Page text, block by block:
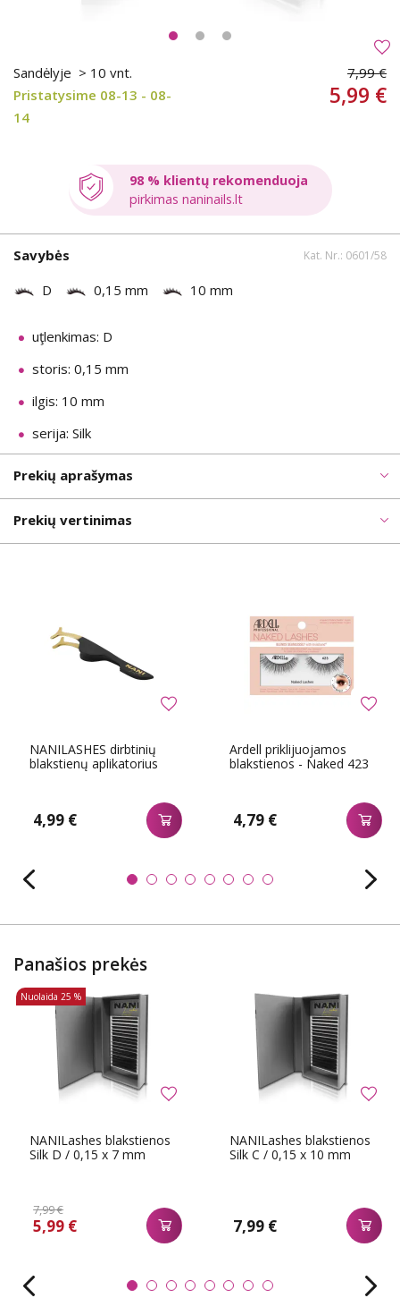
Sandėlyje > 10 vnt.
Pristatysime 08-13 - 08-
14
7,99 €
5,99 €
98 % klientų rekomenduoja
pirkimas naninails.lt
Savybės Kat. Nr.: 0601/58
D 0,15 mm 10 mm
uţlenkimas: D
storis: 0,15 mm
ilgis: 10 mm
serija: Silk
Prekių aprašymas
Prekių vertinimas
NANILASHES dirbtinių
blakstienų aplikatorius
4,99 €
Ardell priklijuojamos
blakstienos - Naked 423
4,79 €
Panašios prekės
NANILashes blakstienos
Silk D / 0,15 x 7 mm
7,99 €
5,99 €
Nuolaida 25 %
NANILashes blakstienos
Silk C / 0,15 x 10 mm
7,99 €